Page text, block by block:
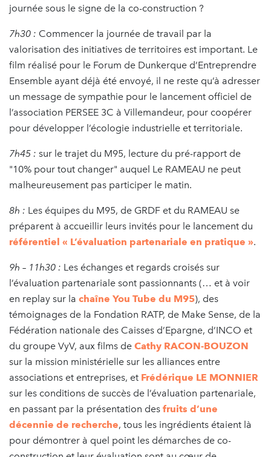
journée sous le signe de la co-construction ?
7h30 : Commencer la journée de travail par la
valorisation des initiatives de territoires est important. Le
film réalisé pour le Forum de Dunkerque d’Entreprendre
Ensemble ayant déjà été envoyé, il ne reste qu’à adresser
un message de sympathie pour le lancement officiel de
l’association PERSEE 3C à Villemandeur, pour coopérer
pour développer l’écologie industrielle et territoriale.
7h45 : sur le trajet du M95, lecture du pré-rapport de
"10% pour tout changer" auquel Le RAMEAU ne peut
malheureusement pas participer le matin.
8h : Les équipes du M95, de GRDF et du RAMEAU se
préparent à accueillir leurs invités pour le lancement du
référentiel « L’évaluation partenariale en pratique ».
9h – 11h30 : Les échanges et regards croisés sur
l’évaluation partenariale sont passionnants (… et à voir
en replay sur la chaîne You Tube du M95), des
témoignages de la Fondation RATP, de Make Sense, de la
Fédération nationale des Caisses d’Epargne, d’INCO et
du groupe VyV, aux films de Cathy RACON-BOUZON
sur la mission ministérielle sur les alliances entre
associations et entreprises, et Frédérique LE MONNIER
sur les conditions de succès de l’évaluation partenariale,
en passant par la présentation des fruits d’une
décennie de recherche, tous les ingrédients étaient là
pour démontrer à quel point les démarches de co-